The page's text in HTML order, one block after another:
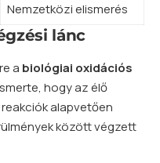
Nemzetközi elismerés
lánc
a biológiai oxidációs
hogy az élő
alapvetően
között végzett